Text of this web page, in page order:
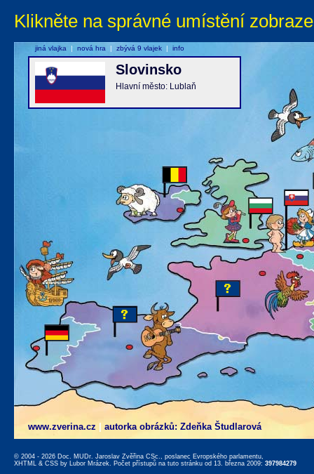
Klikněte na správné umístění
www.zverina.cz autorka obrázků: Zdeňka Študlarová
Slovinsko
Hlavní město: Lublaň
jiná vlajka | nová hra | zbývá 9 vlajek | info
© 2004 - 2026 Doc. MUDr. Jaroslav Zvěřina CSc., poslanec Evropského parlamentu,
XHTML & CSS by Lubor Mrázek. Počet přístupů na tuto stránku od 13. března 2009: 397984279